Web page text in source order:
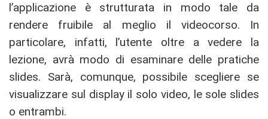
l’applicazione è strutturata in modo tale da
rendere fruibile al meglio il videocorso. In
particolare, infatti, l’utente oltre a vedere la
lezione, avrà modo di esaminare delle pratiche
slides. Sarà, comunque, possibile scegliere se
visualizzare sul display il solo video, le sole slides
o entrambi.